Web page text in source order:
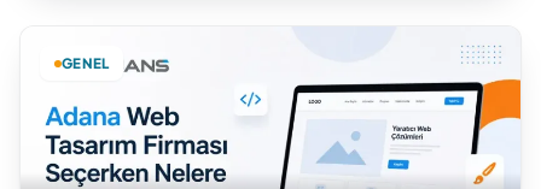
GENEL